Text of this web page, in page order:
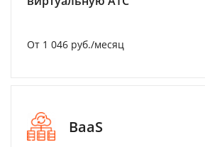
От 1 046 руб./месяц
BaaS